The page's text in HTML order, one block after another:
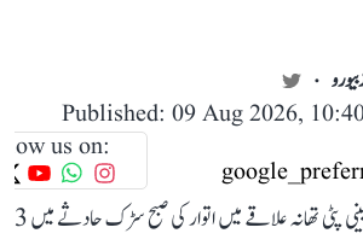
Published: 09 Aug 2026,
us on:
بہار کے مدھوبنی ضلع کے بینی پٹی تھانہ علاقے میں اتوار کی صبح سڑک حادثے میں 3